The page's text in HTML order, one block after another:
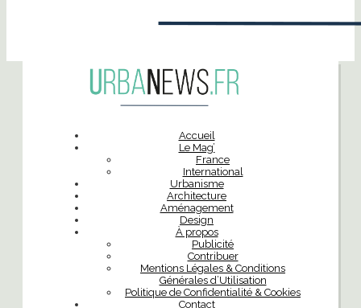
Accueil
Le Mag’
France
International
Urbanisme
Architecture
Aménagement
Design
À propos
Publicité
Contribuer
Mentions Légales & Conditions
Générales d’Utilisation
Politique de Confidentialité & Cookies
Contact